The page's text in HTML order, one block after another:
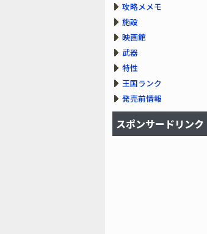
攻略メメモ
施設
映画館
武器
特性
王国ランク
発売前情報
スポンサードリンク